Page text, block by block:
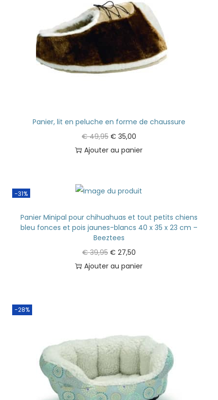
Panier, lit en peluche en forme de chaussure
€49,95 € 35,00
Ajouter au panier
-31%
Panier Minipal pour chihuahuas et tout petits chiens
bleu fonces et pois jaunes-blancs 40 x 35 x 23 cm –
Beeztees
€39,95 € 27,50
Ajouter au panier
-28%